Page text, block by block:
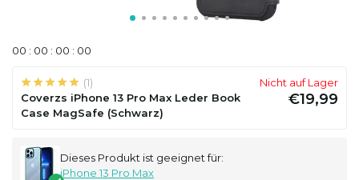
00 : 00 : 00 : 00
(1)
Coverzs iPhone 13 Pro Max Leder Book
Case MagSafe (Schwarz)
Nicht auf Lager
€19,99
Dieses Produkt ist geeignet für:
iPhone 13 Pro Max